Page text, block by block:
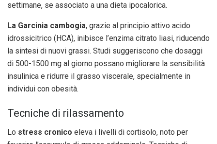
settimane, se associato a una dieta ipocalorica.
La Garcinia cambogia, grazie al principio attivo acido
idrossicitrico (HCA), inibisce l’enzima citrato liasi, riducendo
la sintesi di nuovi grassi. Studi suggeriscono che dosaggi
di 500-1500 mg al giorno possano migliorare la sensibilità
insulinica e ridurre il grasso viscerale, specialmente in
individui con obesità.
Tecniche di rilassamento
Lo stress cronico eleva i livelli di cortisolo, noto per